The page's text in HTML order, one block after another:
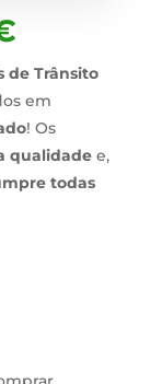
de Trânsito
em
! Os
qualidadee,
todas